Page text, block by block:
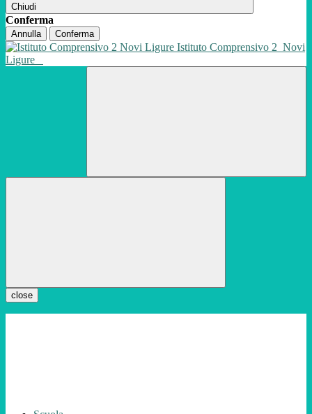
Chiudi
Conferma
Annulla Conferma
Istituto Comprensivo 2 Novi
Ligure
close